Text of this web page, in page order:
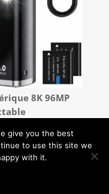
8K 96MP
give you the best
to use this site we
with it.